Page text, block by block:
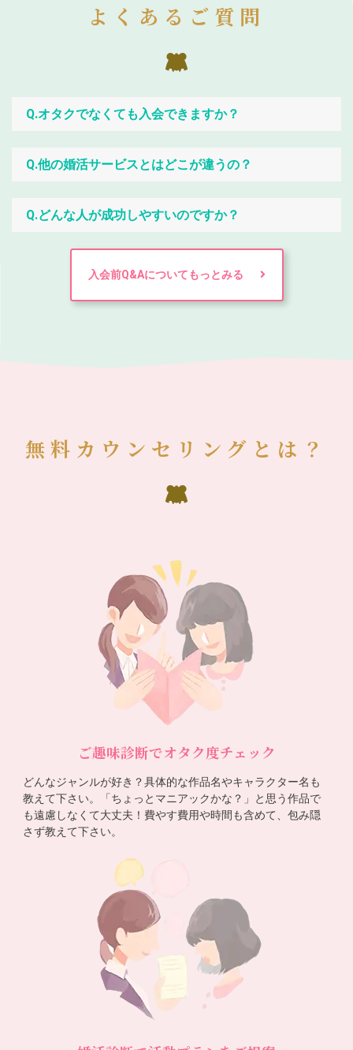
よくあるご質問
Q.オタクでなくても入会できますか？
Q.他の婚活サービスとはどこが違うの？
Q.どんな人が成功しやすいのですか？
入会前Q&Aについてもっとみる
無料カウンセリングとは？
ご趣味診断でオタク度チェック
どんなジャンルが好き？具体的な作品名やキャラクター名も
教えて下さい。「ちょっとマニアックかな？」と思う作品で
も遠慮しなくて大丈夫！費やす費用や時間も含めて、包み隠
さず教えて下さい。